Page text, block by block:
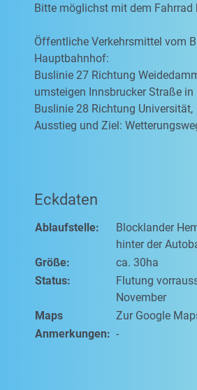
Bitte möglichst mit dem Fahrrad
Öffentliche Verkehrsmittel vom
Hauptbahnhof:
Buslinie 27 Richtung
umsteigen Innsbrucker Straße in
Buslinie 28 Richtung Universität,
Ausstieg und Ziel:
Eckdaten
Ablaufstelle:
Blocklander
hinter der
Größe:
ca. 30ha
Status:
Flutung
November
Maps
Zur Google
Anmerkungen: -